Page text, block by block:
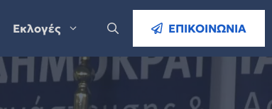
Εκλογές ΕΠΙΚΟΙΝΩΝΙΑ